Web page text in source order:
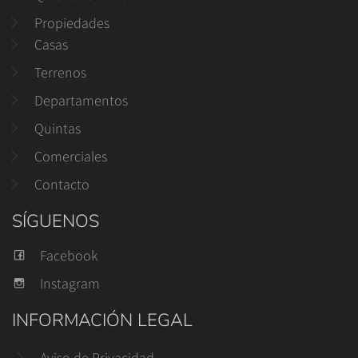
Propiedades
Casas
Terrenos
Departamentos
Quintas
Comerciales
Contacto
SÍGUENOS
Facebook
Instagram
INFORMACIÓN LEGAL